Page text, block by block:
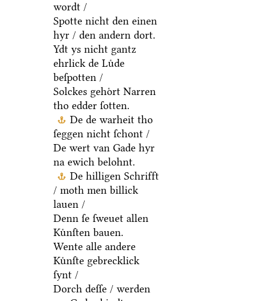
wordt /
Spotte nicht den einen
hyr / den andern dort.
Ydt ys nicht gantz
ehrlick de Luͤde
beſpotten /
Solckes gehoͤrt Narren
tho edder ſotten.
De de warheit tho
ſeggen nicht ſchont /
De wert van Gade hyr
na ewich belohnt.
De hilligen Schrifft
/ moth men billick
lauen /
Denn ſe ſweuet allen
Kuͤnſten bauen.
Wente alle andere
Kuͤnſte gebrecklick
ſynt /
Dorch deſſe / werden